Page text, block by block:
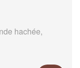
hachée,